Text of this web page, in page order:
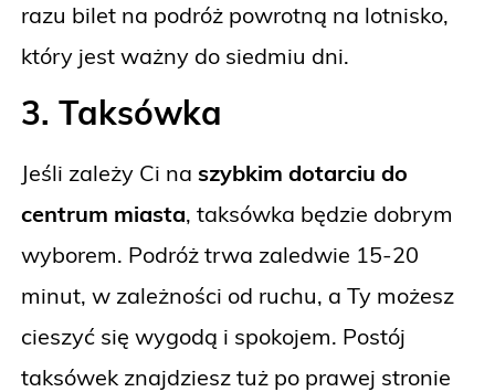
razu bilet na podróż powrotną na lotnisko,
który jest ważny do siedmiu dni.
3. Taksówka
Jeśli zależy Ci na szybkim dotarciu do
centrum miasta, taksówka będzie dobrym
wyborem. Podróż trwa zaledwie 15-20
minut, w zależności od ruchu, a Ty możesz
cieszyć się wygodą i spokojem. Postój
taksówek znajdziesz tuż po prawej stronie